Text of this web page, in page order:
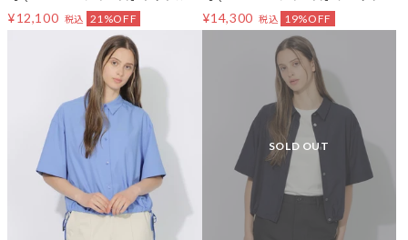
ープトップス
¥12,100 税込 21%OFF
リボンシャツ
¥14,300 税込 19%OFF
SOLD OUT